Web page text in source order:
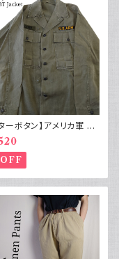
ーボタン】アメリカ軍 M
ジャケット パッチ 軍物